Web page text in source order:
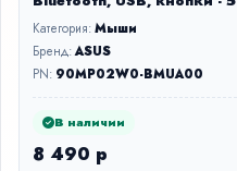
Категория:Мыши
Бренд:ASUS
PN: 90MP02W0-BMUA00
В наличии
8 490 р